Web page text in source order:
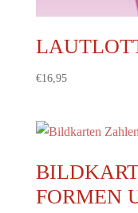
€16,95
FORMEN